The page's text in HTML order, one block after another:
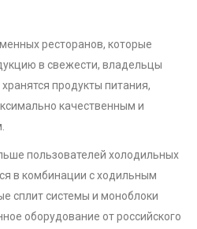
ресторанов, которые
в свежести, владельцы
продукты питания,
качественным и
пользователей холодильных
в комбинации с ходильным
сплит системы и моноблоки
оборудование от российского